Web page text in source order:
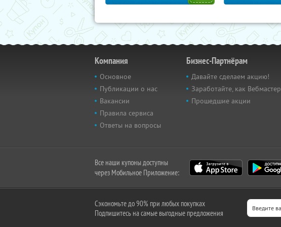
Компания
Основное
Публикации о нас
Вакансии
Правила сервиса
Ответы на вопросы
Бизнес-Партнёрам
Давайте сделаем акцию!
Заработайте, как Вебмастер
Прошедшие акции
Все наши купоны доступны
через Мобильное Приложение:
Сэкономьте до 90% при любых покупках
Подпишитесь на самые выгодные предложения